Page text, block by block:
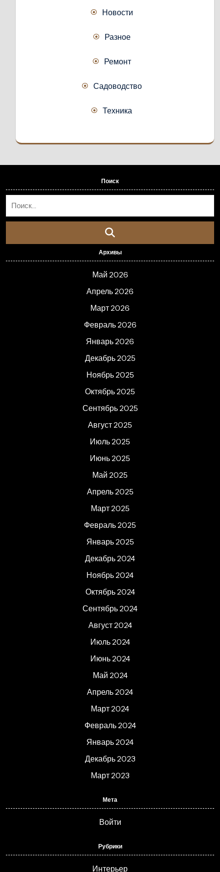
Новости
Разное
Ремонт
Садоводство
Техника
Поиск
Архивы
Май 2026
Апрель 2026
Март 2026
Февраль 2026
Январь 2026
Декабрь 2025
Ноябрь 2025
Октябрь 2025
Сентябрь 2025
Август 2025
Июль 2025
Июнь 2025
Май 2025
Апрель 2025
Март 2025
Февраль 2025
Январь 2025
Декабрь 2024
Ноябрь 2024
Октябрь 2024
Сентябрь 2024
Август 2024
Июль 2024
Июнь 2024
Май 2024
Апрель 2024
Март 2024
Февраль 2024
Январь 2024
Декабрь 2023
Март 2023
Мета
Войти
Рубрики
Интерьер